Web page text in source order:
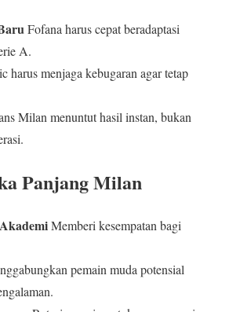
Fofana harus cepat beradaptasi
A.
harus menjaga kebugaran agar tetap
Milan menuntut hasil instan, bukan
Panjang Milan
Memberi kesempatan bagi
pemain muda potensial